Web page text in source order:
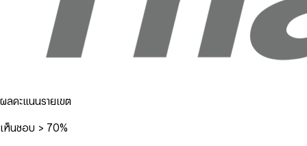
ผลคะแนนรายเขต
เห็นชอบ > 70%